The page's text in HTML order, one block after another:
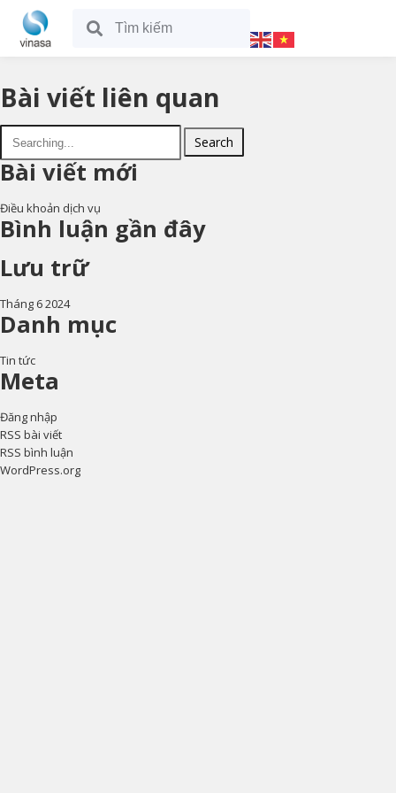
Bài viết liên quan
Search
Bài viết mới
Điều khoản dịch vụ
Bình luận gần đây
Lưu trữ
Tháng 6 2024
Danh mục
Tin tức
Meta
Đăng nhập
RSS bài viết
RSS bình luận
WordPress.org